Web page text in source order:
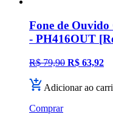
Fone de
- PH416OUT
R$ 79,90 R$ 63,92
Adicionar ao
Comprar